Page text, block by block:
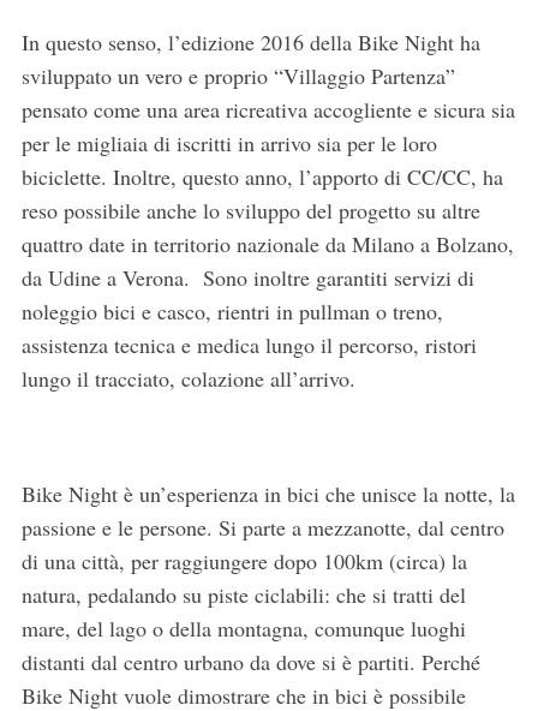
In questo senso, l’edizione 2016 della Bike Night ha
sviluppato un vero e proprio “Villaggio Partenza”
pensato come una area ricreativa accogliente e sicura sia
per le migliaia di iscritti in arrivo sia per le loro
biciclette. Inoltre, questo anno, l’apporto di CC/CC, ha
reso possibile anche lo sviluppo del progetto su altre
quattro date in territorio nazionale da Milano a Bolzano,
da Udine a Verona. Sono inoltre garantiti servizi di
noleggio bici e casco, rientri in pullman o treno,
assistenza tecnica e medica lungo il percorso, ristori
lungo il tracciato, colazione all’arrivo.
Bike Night è un’esperienza in bici che unisce la notte, la
passione e le persone. Si parte a mezzanotte, dal centro
di una città, per raggiungere dopo 100km (circa) la
natura, pedalando su piste ciclabili: che si tratti del
mare, del lago o della montagna, comunque luoghi
distanti dal centro urbano da dove si è partiti. Perché
Bike Night vuole dimostrare che in bici è possibile
r
h
o
r